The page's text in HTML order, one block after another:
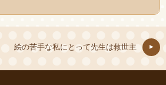
絵の苦手な私にとって先生は救世主